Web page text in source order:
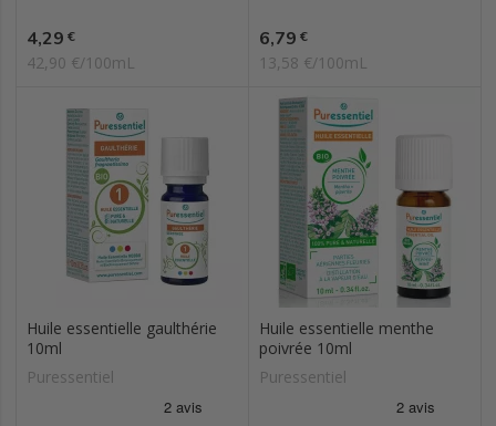
Prix
4,29 €
42,90 €/100mL
Prix
6,79 €
13,58 €/100mL
Huile essentielle gaulthérie
10ml
Puressentiel
Huile essentielle menthe
poivrée 10ml
Puressentiel